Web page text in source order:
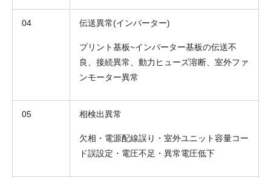
04 伝送異常(インバーター)
プリント基板~インバーター基板の伝送不
良、接続異常、動力ヒューズ溶断、室外ファ
ンモーター異常
05 相検出異常
欠相・電源配線誤り・室外ユニット容量コー
ド誤設定・電圧不足・異常電圧低下